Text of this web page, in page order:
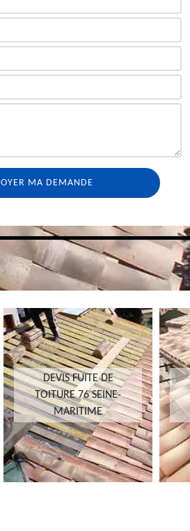
DEVIS FUITE DE
TOITURE 76 SEINE-
MARITIME